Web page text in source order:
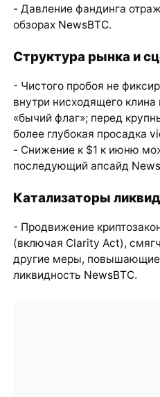
- Давление фандинга
обзорах NewsBTC.
Структура рынка и
- Чистого пробоя не
внутри нисходящего клина
«бычий флаг»; перед
более глубокая просадка
- Снижение к $1 к июню
последующий апсайд
Катализаторы
- Продвижение
(включая Clarity Act),
другие меры,
ликвидность NewsBTC.